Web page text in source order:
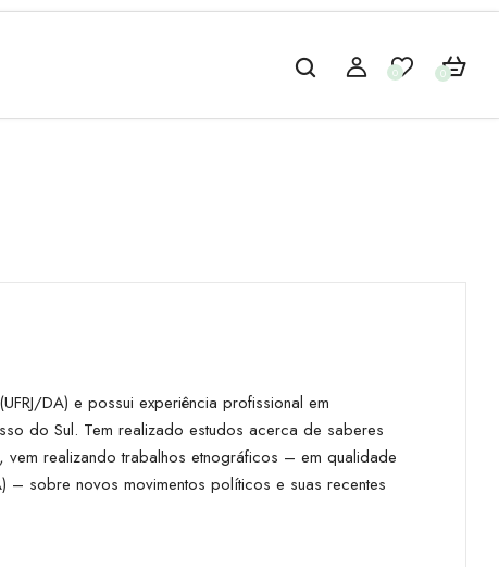
0 0
DA) e possui experiência profissional em
do Sul. Tem realizado estudos acerca de saberes
realizando trabalhos etnográficos – em qualidade
– sobre novos movimentos políticos e suas recentes